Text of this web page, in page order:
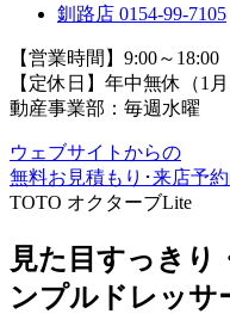
釧路店 0154-99-7105
【営業時間】9:00～18:00
【定休日】年中無休（1
動産事業部：毎週水曜
ウェブサイトからの
無料お見積もり･来店予約
TOTO オクターブLite
見た目すっきり
ンプルドレッサ